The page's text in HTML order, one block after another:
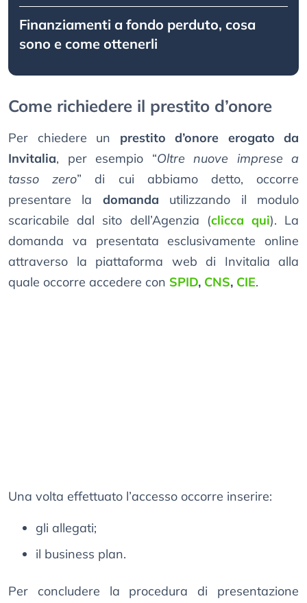
Finanziamenti a fondo perduto, cosa
sono e come ottenerli
Come richiedere il prestito d’onore
Per chiedere un prestito d’onore erogato da
Invitalia, per esempio “Oltre nuove imprese a
tasso zero” di cui abbiamo detto, occorre
presentare la domanda utilizzando il modulo
scaricabile dal sito dell’Agenzia (clicca qui). La
domanda va presentata esclusivamente online
attraverso la piattaforma web di Invitalia alla
quale occorre accedere con SPID, CNS, CIE.
Una volta effettuato l’accesso occorre inserire:
gli allegati;
il business plan.
Per concludere la procedura di presentazione